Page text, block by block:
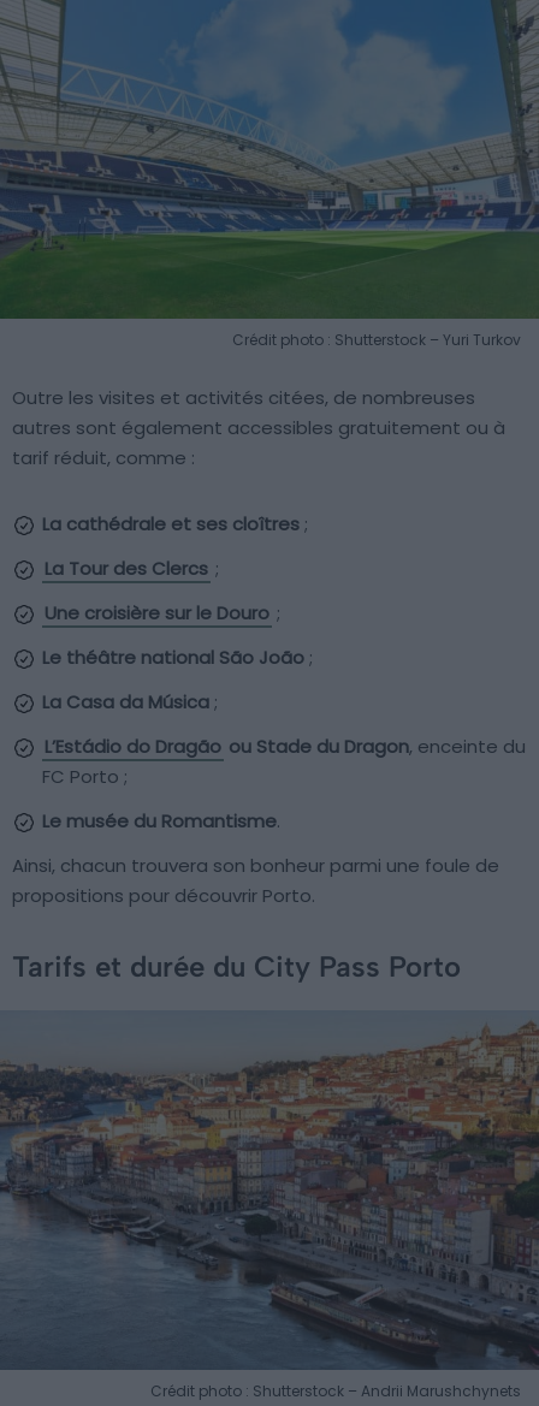
Crédit photo : Shutterstock – Yuri Turkov
Outre les visites et activités citées, de nombreuses
autres sont également accessibles gratuitement ou à
tarif réduit, comme :
La cathédrale et ses cloîtres;
La Tour des Clercs ;
Une croisière sur le Douro ;
Le théâtre national São João;
La Casa da Música;
L’Estádio do Dragão ou Stade du Dragon, enceinte du
FC Porto ;
Le musée du Romantisme.
Ainsi, chacun trouvera son bonheur parmi une foule de
propositions pour découvrir Porto.
Tarifs et durée du City Pass Porto
Crédit photo : Shutterstock – Andrii Marushchynets